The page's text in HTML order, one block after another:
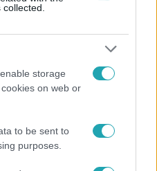
storage
on web or
to be sent to
purposes.